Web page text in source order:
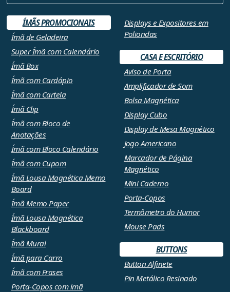
ÍMÃS PROMOCIONAIS
Ímã de Geladeira
Super Ímã com Calendário
Ímã Box
Ímã com Cardápio
Ímã com Cartela
Ímã Clip
Ímã com Bloco de
Anotações
Ímã com Bloco Calendário
Ímã com Cupom
Ímã Lousa Magnética Memo
Board
Ímã Memo Paper
Ímã Lousa Magnética
Blackboard
Ímã Mural
Ímã para Carro
Ímã com Frases
Porta-Copos com imã
Displays e Expositores em
Poliondas
CASA E ESCRITÓRIO
Aviso de Porta
Amplificador de Som
Bolsa Magnética
Display Cubo
Display de Mesa Magnético
Jogo Americano
Marcador de Página
Magnético
Mini Caderno
Porta-Copos
Termômetro do Humor
Mouse Pads
BUTTONS
Button Alfinete
Pin Metálico Resinado